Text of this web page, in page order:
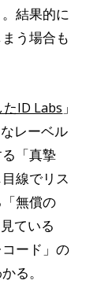
結果的に
う場合も
ID Labs 」
レーベル
「真摯
線でリス
無償の
ている
ード」の
る。